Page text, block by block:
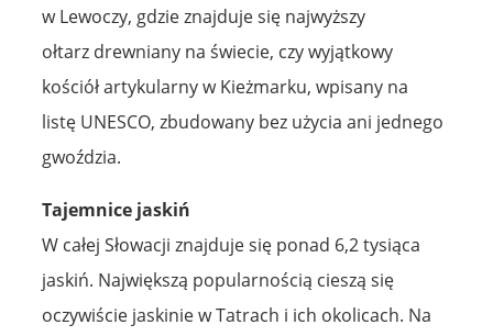
w Lewoczy, gdzie znajduje się najwyższy
ołtarz drewniany na świecie, czy wyjątkowy
kościół artykularny w Kieżmarku, wpisany na
listę UNESCO, zbudowany bez użycia ani jednego
gwoździa.
Tajemnice jaskiń
W całej Słowacji znajduje się ponad 6,2 tysiąca
jaskiń. Największą popularnością cieszą się
oczywiście jaskinie w Tatrach i ich okolicach. Na